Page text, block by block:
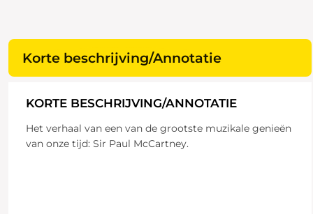
Korte beschrijving/Annotatie
KORTE BESCHRIJVING/ANNOTATIE
Het verhaal van een van de grootste muzikale genieën
van onze tijd: Sir Paul McCartney.